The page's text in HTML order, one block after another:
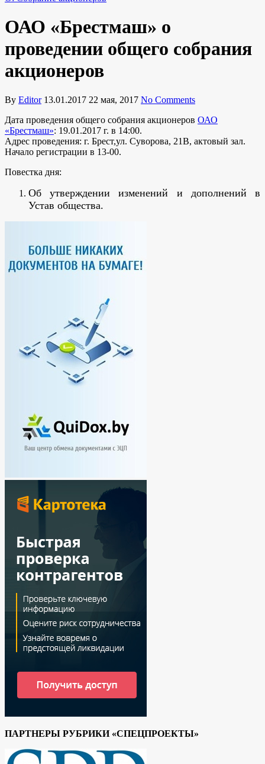
ОАО «Брестмаш» о
проведении общего собрания
акционеров
By Editor 13.01.2017 22 мая, 2017 No Comments
Дата проведения общего собрания акционеров ОАО
«Брестмаш»: 19.01.2017 г. в 14:00.
Адрес проведения: г. Брест,ул. Суворова, 21В, актовый зал.
Начало регистрации в 13-00.
Повестка дня:
Об утверждении изменений и дополнений в
Устав общества.
ПАРТНЕРЫ РУБРИКИ «СПЕЦПРОЕКТЫ»